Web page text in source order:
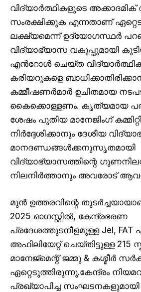
വിദ്യാർത്ഥികളുടെ
സംരക്ഷിക്കുക എന്നതാണ്
ലക്ഷ്യമെന്ന് ഉദ്യോഗസ്ഥർ
വിദ്യാഭ്യാസ വകുപ്പുമായി
എൻറോൾ ചെയ്ത
കരിയറുകളെ
കമ്മീഷണർമാർ ഉചിതമായ
കൈക്കൊള്ളണം. കൃത്യമായ
ശേഷം പുതിയ മാനേജിംഗ്
നിർദ്ദേശിക്കാനും ദേശീയ
മാനദണ്ഡങ്ങൾക്കനുസൃതമായി
വിദ്യാഭ്യാസത്തിന്റെ
നിലനിർത്താനും അവരോട്
മുൻ ഉത്തരവിന്റെ
2025 ഓഗസ്റ്റിൽ, കേന്ദ്രഭരണ
പ്രദേശത്തുടനീളമുള്ള JeI, FAT
അഫിലിയേറ്റ് ചെയ്തിട്ടുള്ള
മാനേജ്മെന്റ് ജമ്മു & കശ്മീർ
ഏറ്റെടുത്തിരുന്നു.കേന്ദ്രം
പ്രഖ്യാപിച്ച സംഘടനകളുമായി